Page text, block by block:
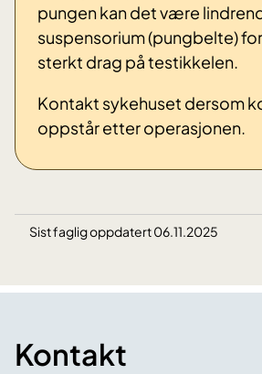
pungen kan det være
suspensorium (pungbelte)
sterkt drag på testikkelen.
Kontakt sykehuset dersom
oppstår etter operasjonen.
Sist faglig oppdatert 06.11.2025
Kontakt